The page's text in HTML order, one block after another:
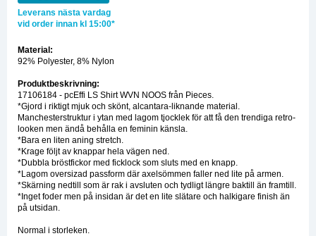
Leverans nästa vardag
vid order innan kl 15:00*
Material:
92% Polyester, 8% Nylon
Produktbeskrivning:
17106184 - pcEffi LS Shirt WVN NOOS från Pieces.
*Gjord i riktigt mjuk och skönt, alcantara-liknande material.
Manchesterstruktur i ytan med lagom tjocklek för att få den trendiga retro-
looken men ändå behålla en feminin känsla.
*Bara en liten aning stretch.
*Krage följt av knappar hela vägen ned.
*Dubbla bröstfickor med ficklock som sluts med en knapp.
*Lagom oversizad passform där axelsömmen faller ned lite på armen.
*Skärning nedtill som är rak i avsluten och tydligt längre baktill än framtill.
*Inget foder men på insidan är det en lite slätare och halkigare finish än
på utsidan.
Normal i storleken.